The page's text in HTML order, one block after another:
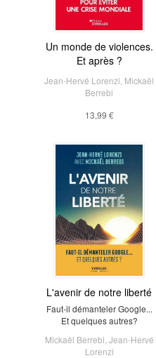
Un monde de violences.
Et après ?
Jean-Hervé Lorenzi Mickaël
Berrebi
13,99 €
L'avenir de notre liberté
Faut-il démanteler Google...
Et quelques autres?
Mickaël Berrebi Jean-Hervé
Lorenzi